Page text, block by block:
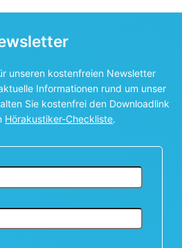
unseren kostenfreien Newsletter
Informationen rund um unser
Sie kostenfrei den Downloadlink
Hörakustiker-Checkliste.